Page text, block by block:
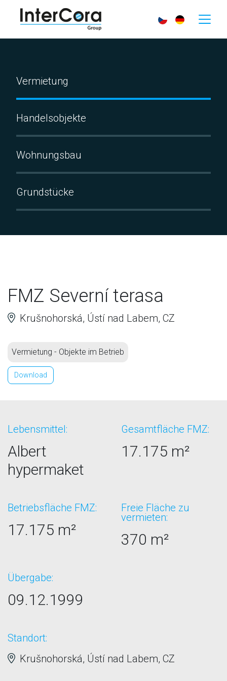
Vermietung
Handelsobjekte
Wohnungsbau
Grundstücke
FMZ Severní terasa
Krušnohorská, Ústí nad Labem, CZ
Vermietung - Objekte im Betrieb
Download
Lebensmittel:
Albert
hypermaket
Gesamtfläche FMZ:
17.175 m²
Betriebsfläche FMZ:
17.175 m²
Freie Fläche zu
vermieten:
370 m²
Übergabe:
09.12.1999
Standort:
Krušnohorská, Ústí nad Labem, CZ